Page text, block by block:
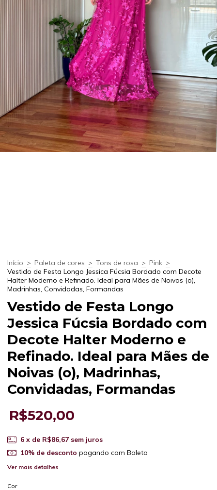
Início > Paleta de cores > Tons de rosa > Pink >
Vestido de Festa Longo Jessica Fúcsia Bordado com Decote
Halter Moderno e Refinado. Ideal para Mães de Noivas (o),
Madrinhas, Convidadas, Formandas
Vestido de Festa Longo
Jessica Fúcsia Bordado com
Decote Halter Moderno e
Refinado. Ideal para Mães de
Noivas (o), Madrinhas,
Convidadas, Formandas
R$520,00
6 x de R$86,67 sem juros
10% de desconto pagando com Boleto
Ver mais detalhes
Cor